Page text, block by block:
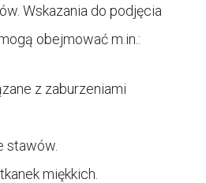
Wskazania do podjęcia
obejmować m.in.:
z zaburzeniami
stawów.
miękkich.